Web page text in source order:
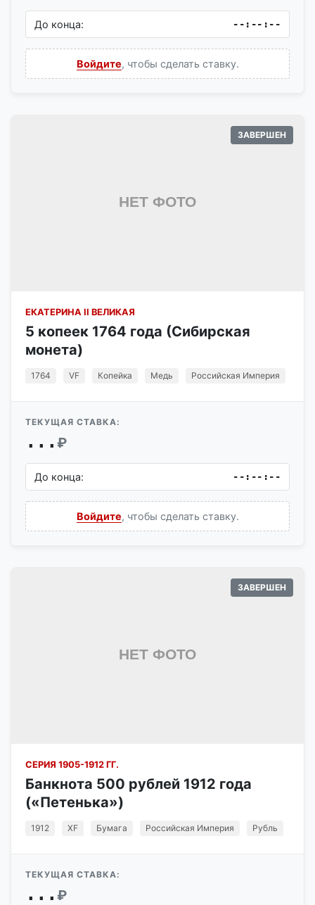
До конца: --:--:--
Войдите, чтобы сделать ставку.
ЗАВЕРШЕН
ЕКАТЕРИНА II ВЕЛИКАЯ
5 копеек 1764 года (Сибирская
монета)
1764 VF Копейка Медь Российская Империя
ТЕКУЩАЯ СТАВКА:
... ₽
До конца: --:--:--
Войдите, чтобы сделать ставку.
ЗАВЕРШЕН
СЕРИЯ 1905-1912 ГГ.
Банкнота 500 рублей 1912 года
(«Петенька»)
1912 XF Бумага Российская Империя Рубль
ТЕКУЩАЯ СТАВКА:
... ₽